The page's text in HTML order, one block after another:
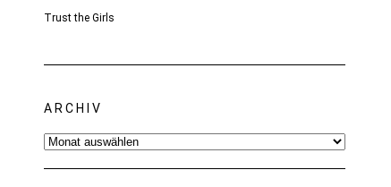
Trust the Girls
ARCHIV
Archiv